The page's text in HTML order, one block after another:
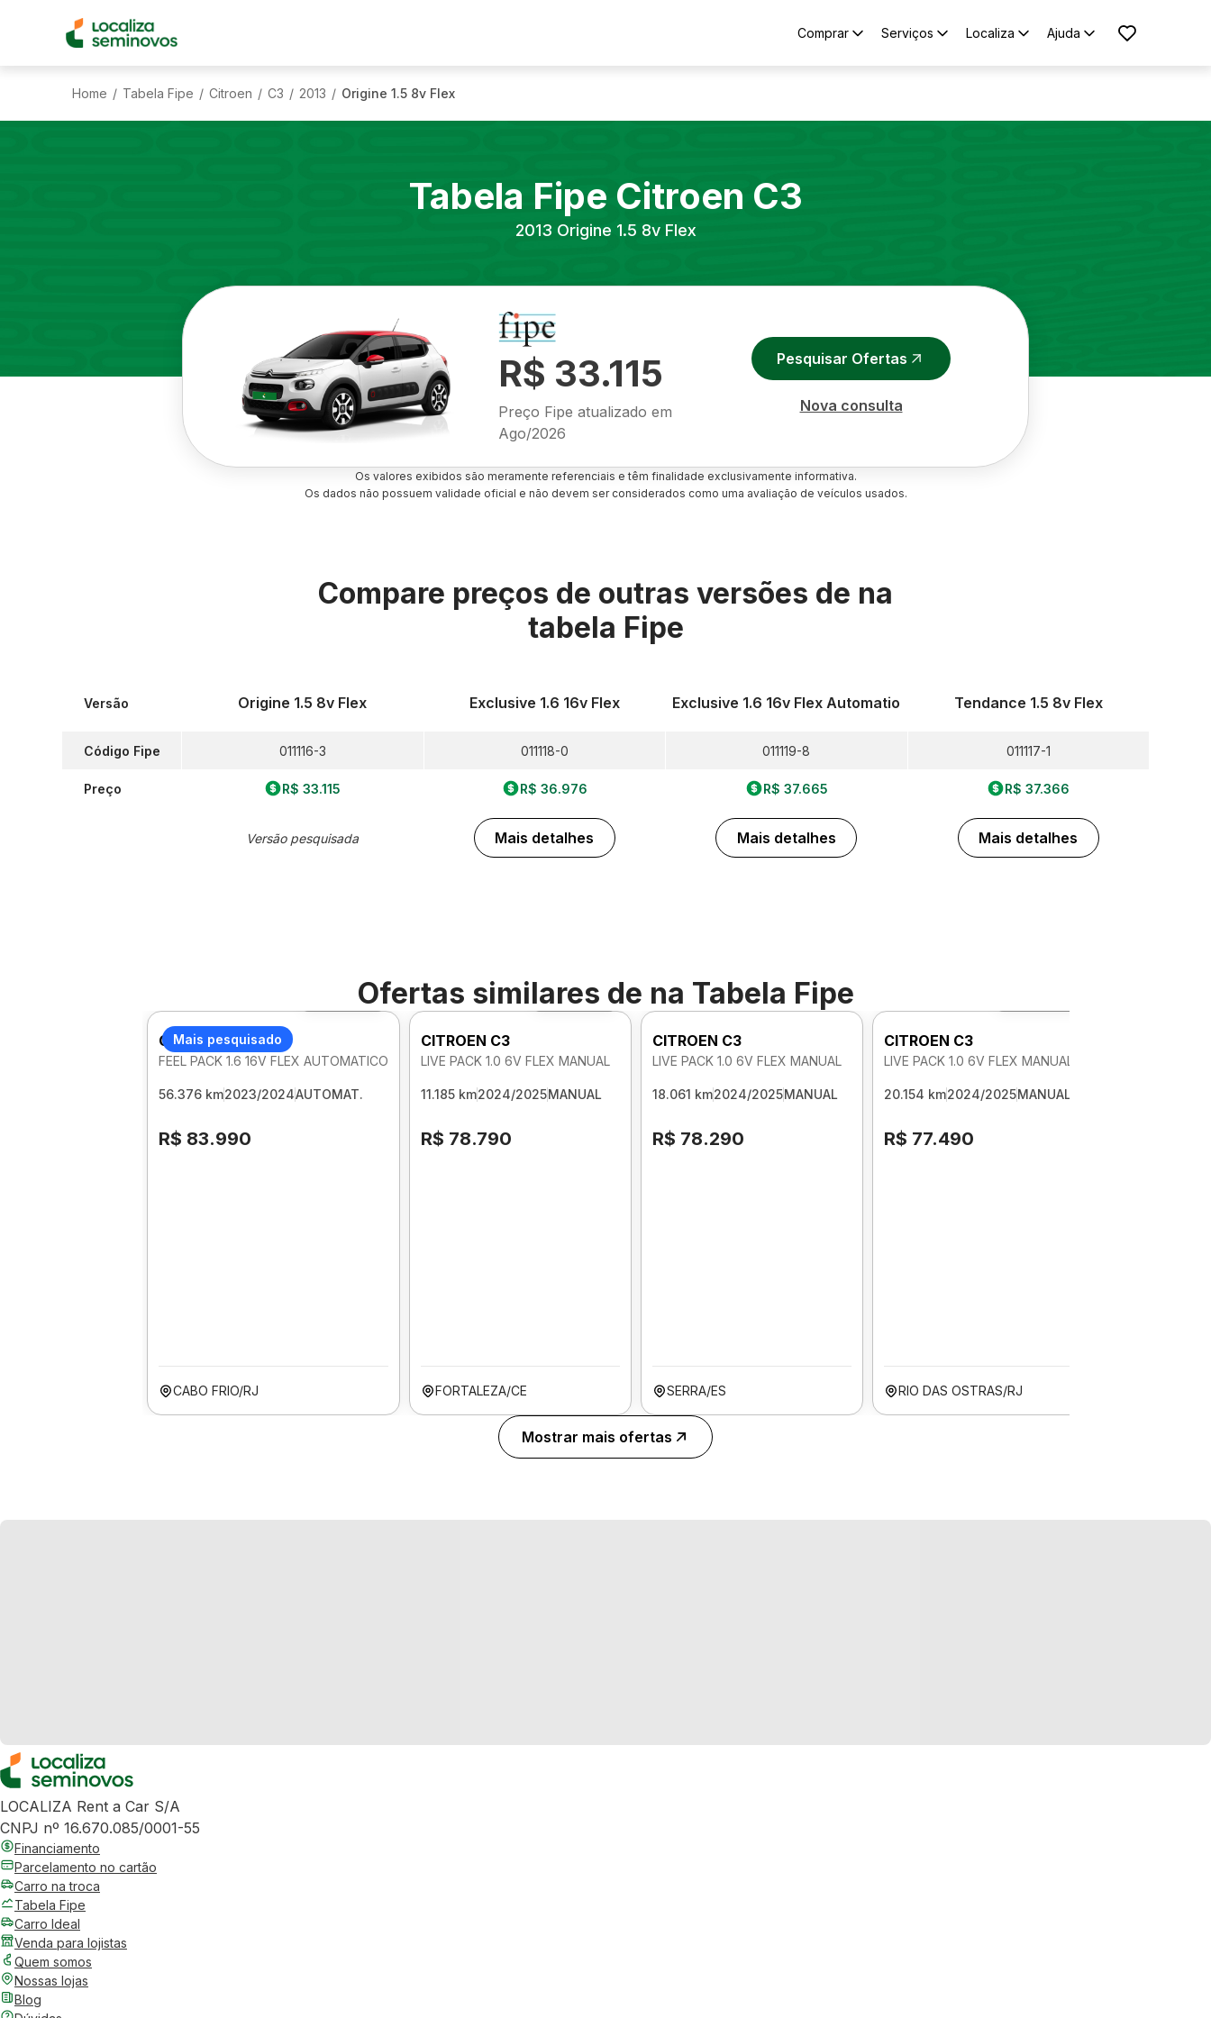
Comprar Serviços Localiza Ajuda
Home / Tabela Fipe / Citroen / C3 / 2013 / Origine 1.5 8v Flex
Tabela Fipe Citroen C3
2013 Origine 1.5 8v Flex
R$ 33.115
Preço Fipe atualizado em
Ago/2026
Pesquisar Ofertas
Nova consulta
Os valores exibidos são meramente referenciais e têm finalidade exclusivamente informativa.
Os dados não possuem validade oficial e não devem ser considerados como uma avaliação de veículos usados.
Compare preços de outras versões de na
tabela Fipe
Versão
Código Fipe
Preço
Origine 1.5 8v Flex
011116-3
R$ 33.115
Versão pesquisada
Exclusive 1.6 16v Flex
011118-0
R$ 36.976
Mais detalhes
Exclusive 1.6 16v Flex Automatio
011119-8
R$ 37.665
Mais detalhes
Tendance 1.5 8v Flex
011117-1
R$ 37.366
Mais detalhes
Ofertas similares de na Tabela Fipe
Mais pesquisado
Foto 360º
CITROEN C3
FEEL PACK 1.6 16V FLEX AUTOMATICO
56.376 km2023/2024AUTOMAT.
R$ 83.990
CABO FRIO/RJ
Foto 360º
CITROEN C3
LIVE PACK 1.0 6V FLEX MANUAL
11.185 km2024/2025MANUAL
R$ 78.790
FORTALEZA/CE
CITROEN C3
LIVE PACK 1.0 6V FLEX MANUAL
18.061 km2024/2025MANUAL
R$ 78.290
SERRA/ES
CITROEN C3
LIVE PACK 1.0 6V FLEX MANUAL
20.154 km2024/2025MANUAL
R$ 77.490
RIO DAS OSTRAS/RJ
Mostrar mais ofertas
LOCALIZA Rent a Car S/A
CNPJ nº 16.670.085/0001-55
Financiamento
Parcelamento no cartão
Carro na troca
Tabela Fipe
Carro Ideal
Venda para lojistas
Quem somos
Nossas lojas
Blog